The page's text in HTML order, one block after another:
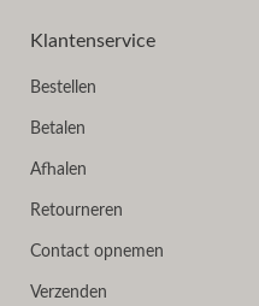
Klantenservice
Bestellen
Betalen
Afhalen
Retourneren
Contact opnemen
Verzenden